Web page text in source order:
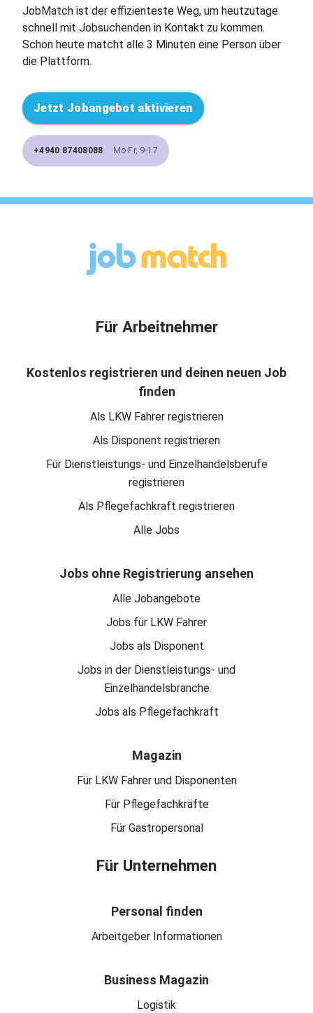
JobMatch ist der effizienteste Weg, um heutzutage
schnell mit Jobsuchenden in Kontakt zu kommen.
Schon heute matcht alle 3 Minuten eine Person über
die Plattform.
Jetzt Jobangebot aktivieren
+4940 87408088 Mo-Fr, 9-17
Für Arbeitnehmer
Kostenlos registrieren und deinen neuen Job
finden
Als LKW Fahrer registrieren
Als Disponent registrieren
Für Dienstleistungs- und Einzelhandelsberufe
registrieren
Als Pflegefachkraft registrieren
Alle Jobs
Jobs ohne Registrierung ansehen
Alle Jobangebote
Jobs für LKW Fahrer
Jobs als Disponent
Jobs in der Dienstleistungs- und
Einzelhandelsbranche
Jobs als Pflegefachkraft
Magazin
Für LKW Fahrer und Disponenten
Für Pflegefachkräfte
Für Gastropersonal
Für Unternehmen
Personal finden
Arbeitgeber Informationen
Business Magazin
Logistik